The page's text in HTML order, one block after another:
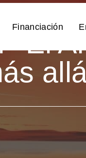
“El